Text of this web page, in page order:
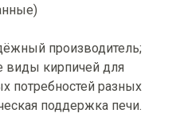
производитель;
виды кирпичей для
потребностей разных
поддержка печи.